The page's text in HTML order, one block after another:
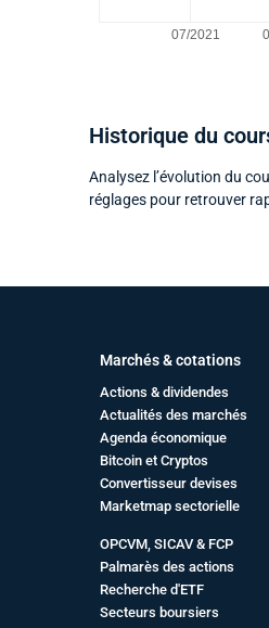
Historique du
Analysez l’évolution du
réglages pour retrouver
Marchés & cotations
Actions & dividendes
Actualités des marchés
Agenda économique
Bitcoin et Cryptos
Convertisseur devises
Marketmap sectorielle
OPCVM, SICAV & FCP
Palmarès des actions
Recherche d'ETF
Secteurs boursiers